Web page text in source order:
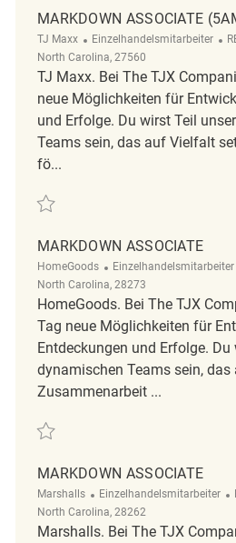
MARKDOWN ASSOCIATE
TJ Maxx Kategorie
Einzelhandelsmitarbeiter
North Carolina, 27560
TJ Maxx. Bei The TJX
neue Möglichkeiten für
und Erfolge. Du wirst Teil
Teams sein, das auf Vielfalt
fö...
Retten Markdown Associate (5AM
MARKDOWN ASSOCIATE
HomeGoods Kategorie
Einzelhandelsmitarbeiter
North Carolina, 28273
HomeGoods. Bei The TJX
Tag neue Möglichkeiten für
Entdeckungen und Erfolge.
dynamischen Teams sein,
Zusammenarbeit ...
Retten Markdown Associate
MARKDOWN ASSOCIATE
Marshalls Kategorie
Einzelhandelsmitarbeiter
North Carolina, 28262
Marshalls. Bei The TJX